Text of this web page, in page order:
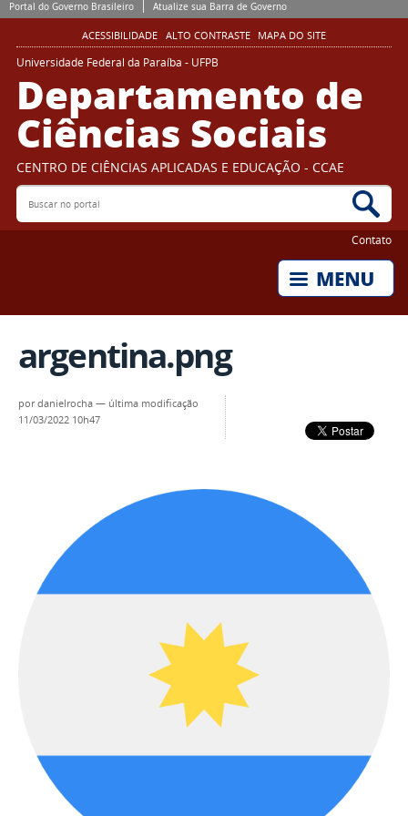
Portal do Governo Brasileiro Atualize sua Barra de Governo
ACESSIBILIDADE ALTO CONTRASTE MAPA DO SITE
Universidade Federal da Paraíba - UFPB
Departamento de
Ciências Sociais
CENTRO DE CIÊNCIAS APLICADAS E EDUCAÇÃO - CCAE
Buscar no portal
Contato
argentina.png
pordanielrocha — última modificação
11/03/2022 10h47